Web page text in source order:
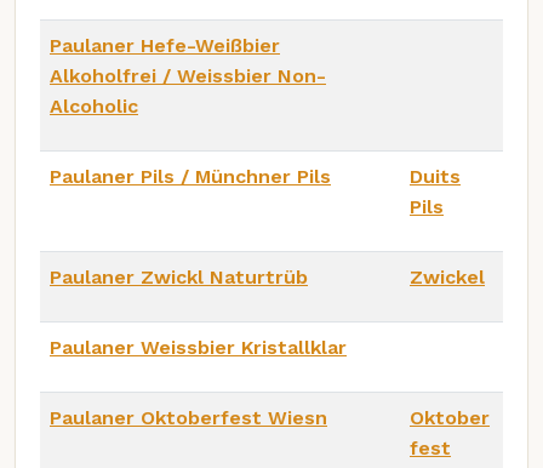
Paulaner Hefe-Weißbier
Alkoholfrei / Weissbier Non-
Alcoholic
Paulaner Pils / Münchner Pils
Duits
Pils
Paulaner Zwickl Naturtrüb Zwickel
Paulaner Weissbier Kristallklar
Paulaner Oktoberfest Wiesn
Oktober
fest